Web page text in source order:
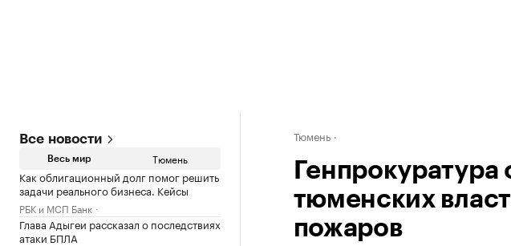
Все новости
Весь мир Тюмень
Как облигационный долг помог решить
задачи реального бизнеса. Кейсы
РБК и МСП Банк
Глава Адыгеи рассказал о последствиях
атаки БПЛА
Тюмень
тюменских
пожаров